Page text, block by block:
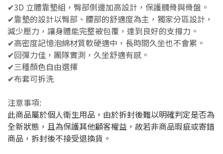
✔3D 立體靠墊組，臀部側邊加高設計，保護髖骨與骨盤。
✔靠墊的設計以臀部、腰部的舒適度為主，獨家分區設計，
減少壓力，讓身體能完整被包覆，達到良好的支撐力。
✔高密度記憶泡綿材質軟硬適中，長時間久坐也不會累。
✔回彈力佳，團隊實測，久坐舒適有感。
✔三種顏色自由選擇
✔布套可拆洗
注意事項:
此商品屬於個人衛生用品，由於拆封後難以明確判定是否為
全新狀態，且為保護其他顧客權益，故若非商品瑕疵或寄錯
商品，拆封後不接受退換貨。